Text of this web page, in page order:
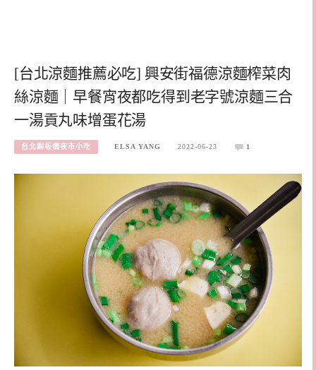
[台北涼麵推薦必吃] 興安街福德涼麵榨菜肉
絲涼麵｜早餐宵夜都吃得到老字號涼麵三合
一湯貢丸味增蛋花湯
台北銅板價夜市小吃 ELSA YANG 2022-06-23 1